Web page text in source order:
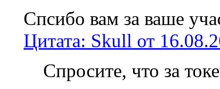
Спсибо вам за ваше
Цитата: Skull от
Спросите, что за